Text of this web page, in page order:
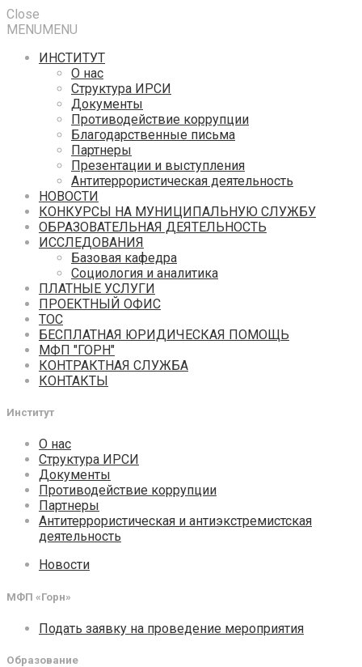
Close
MENUMENU
ИНСТИТУТ
О нас
Структура ИРСИ
Документы
Противодействие коррупции
Благодарственные письма
Партнеры
Презентации и выступления
Антитеррористическая деятельность
НОВОСТИ
КОНКУРСЫ НА МУНИЦИПАЛЬНУЮ СЛУЖБУ
ОБРАЗОВАТЕЛЬНАЯ ДЕЯТЕЛЬНОСТЬ
ИССЛЕДОВАНИЯ
Базовая кафедра
Социология и аналитика
ПЛАТНЫЕ УСЛУГИ
ПРОЕКТНЫЙ ОФИС
ТОС
БЕСПЛАТНАЯ ЮРИДИЧЕСКАЯ ПОМОЩЬ
МФП "ГОРН"
КОНТРАКТНАЯ СЛУЖБА
КОНТАКТЫ
Институт
О нас
Структура ИРСИ
Документы
Противодействие коррупции
Партнеры
Антитеррористическая и антиэкстремистская
деятельность
Новости
МФП «Горн»
Подать заявку на проведение мероприятия
Образование